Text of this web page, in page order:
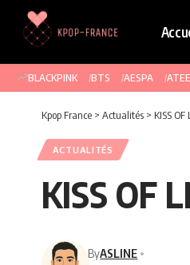
BLACKPINK BTS AESPA
Kpop France > Actualités > KISS
ACTUALITÉS
KISS OF
ByASLINE